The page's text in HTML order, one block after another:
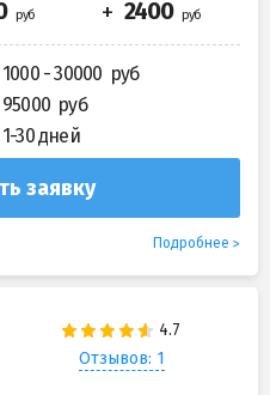
1000 - 30000
95000
1-30 дней
заявку
Подробнее
Отзывов: 1